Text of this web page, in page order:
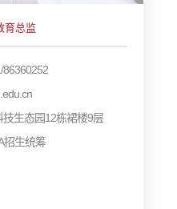
育总监
86360252
生态园12栋裙楼9层
招生统筹